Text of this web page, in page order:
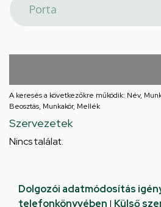
A keresés a következőkre működik: Név,
Beosztás, Munkakör, Mellék
Szervezetek
Nincs találat.
Dolgozói adatmódosítás
telefonkönyvében | Külső